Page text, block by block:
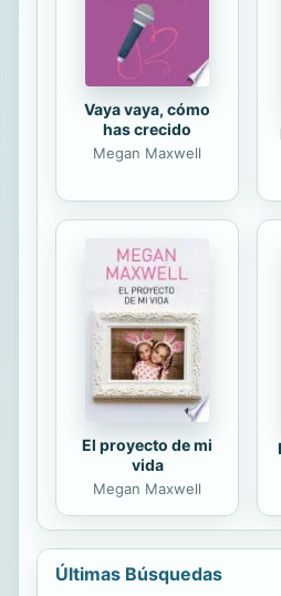
entusiasmo
nacionales e
fue y sigue...
Vaya vaya, cómo
has crecido
Megan Maxwell
El proyecto de mi
vida
Megan Maxwell
Últimas Búsquedas